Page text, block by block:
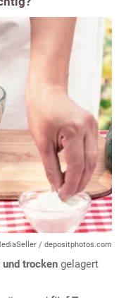
/ depositphotos.com
und trocken gelagert